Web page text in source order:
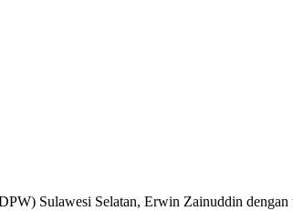
Sulawesi Selatan, Erwin Zainuddin dengan